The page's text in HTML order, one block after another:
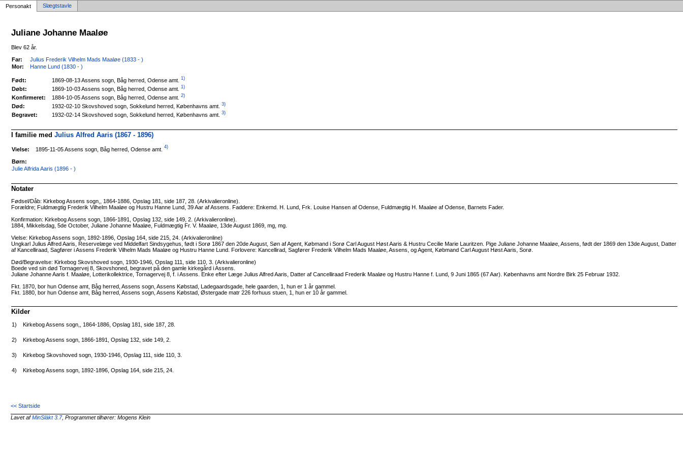
Personakt Slægtstavle
Juliane Johanne Maaløe
Blev 62 år.
Far:
Julius Frederik Vilhelm Mads Maaløe (1833 - )
Mor:
Hanne Lund (1830 - )
Født: 1869-08-13 Assens sogn, Båg herred, Odense amt. 1)
Døbt: 1869-10-03 Assens sogn, Båg herred, Odense amt. 1)
Konfirmeret: 1884-10-05 Assens sogn, Båg herred, Odense amt. 2)
Død: 1932-02-10 Skovshoved sogn, Sokkelund herred, Københavns amt. 3)
Begravet: 1932-02-14 Skovshoved sogn, Sokkelund herred, Københavns amt. 3)
I familie medJulius Alfred Aaris (1867 - 1896)
Vielse: 1895-11-05 Assens sogn, Båg herred, Odense amt. 4)
Børn:
Julie Alfrida Aaris (1896 - )
Notater
Fødsel/Dåb: Kirkebog Assens sogn,, 1864-1886, Opslag 181, side 187, 28. (Arkivalieronline).
Forældre; Fuldmægtig Frederik Vilhelm Maaløe og Hustru Hanne Lund, 39 Aar af Assens. Faddere: Enkemd. H. Lund, Frk. Louise Hansen af Odense, Fuldmægtig H. Maaløe af Odense, Barnets Fader.
Konfirmation: Kirkebog Assens sogn, 1866-1891, Opslag 132, side 149, 2. (Arkivalieronline).
1884, Mikkelsdag, 5de October, Juliane Johanne Maaløe, Fuldmægtig Fr. V. Maaløe, 13de August 1869, mg, mg.
Vielse: Kirkebog Assens sogn, 1892-1896, Opslag 164, side 215, 24. (Arkivalieronline)
Ungkarl Julius Alfred Aaris, Reservelæge ved Middelfart Sindsygehus, født i Sorø 1867 den 20de August, Søn af Agent, Købmand i Sorø Carl August Høst Aaris & Hustru Cecilie Marie Lauritzen. Pige Juliane Johanne Maaløe, Assens, født der 1869 den 13de August, Datter
af Kancelliraad, Sagfører i Assens Frederik Vilhelm Mads Maaløe og Hustru Hanne Lund. Forlovere: Kancellirad, Sagfører Frederik Vilhelm Mads Maaløe, Assens, og Agent, Købmand Carl August Høst Aaris, Sorø.
Død/Begravelse: Kirkebog Skovshoved sogn, 1930-1946, Opslag 111, side 110, 3. (Arkivalieronline)
Boede ved sin død Tornagervej 8, Skovshoned, begravet på den gamle kirkegård i Assens.
Juliane Johanne Aaris f. Maaløe, Lotterikollektrice, Tornagervej 8, f. i Assens. Enke efter Læge Julius Alfred Aaris, Datter af Cancelliraad Frederik Maaløe og Hustru Hanne f. Lund, 9 Juni 1865 (67 Aar). Københavns amt Nordre Birk 25 Februar 1932.
Fkt. 1870, bor hun Odense amt, Båg herred, Assens sogn, Assens Købstad, Ladegaardsgade, hele gaarden, 1, hun er 1 år gammel.
Fkt. 1880, bor hun Odense amt, Båg herred, Assens sogn, Assens Købstad, Østergade matr 226 forhuus stuen, 1, hun er 10 år gammel.
Kilder
1) Kirkebog Assens sogn,, 1864-1886, Opslag 181, side 187, 28.
2) Kirkebog Assens sogn, 1866-1891, Opslag 132, side 149, 2.
3) Kirkebog Skovshoved sogn, 1930-1946, Opslag 111, side 110, 3.
4) Kirkebog Assens sogn, 1892-1896, Opslag 164, side 215, 24.
<< Startside
Lavet afMinSläkt 3.7, Programmet tilhører: Mogens Klein